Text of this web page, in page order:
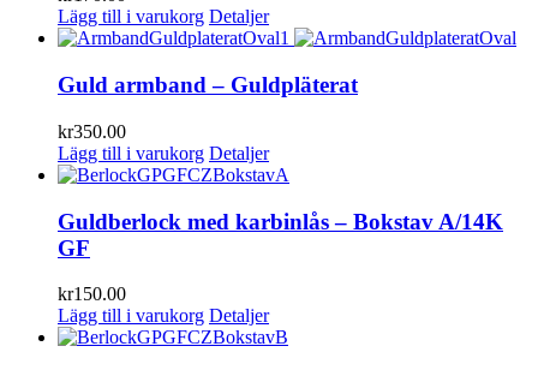
Lägg till i varukorg Detaljer
Guld armband – Guldpläterat
kr350.00
Lägg till i varukorg Detaljer
Guldberlock med karbinlås – Bokstav A/14K
GF
kr150.00
Lägg till i varukorg Detaljer